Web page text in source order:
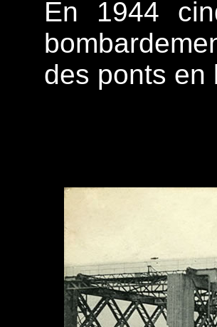
En 1944
des ponts en